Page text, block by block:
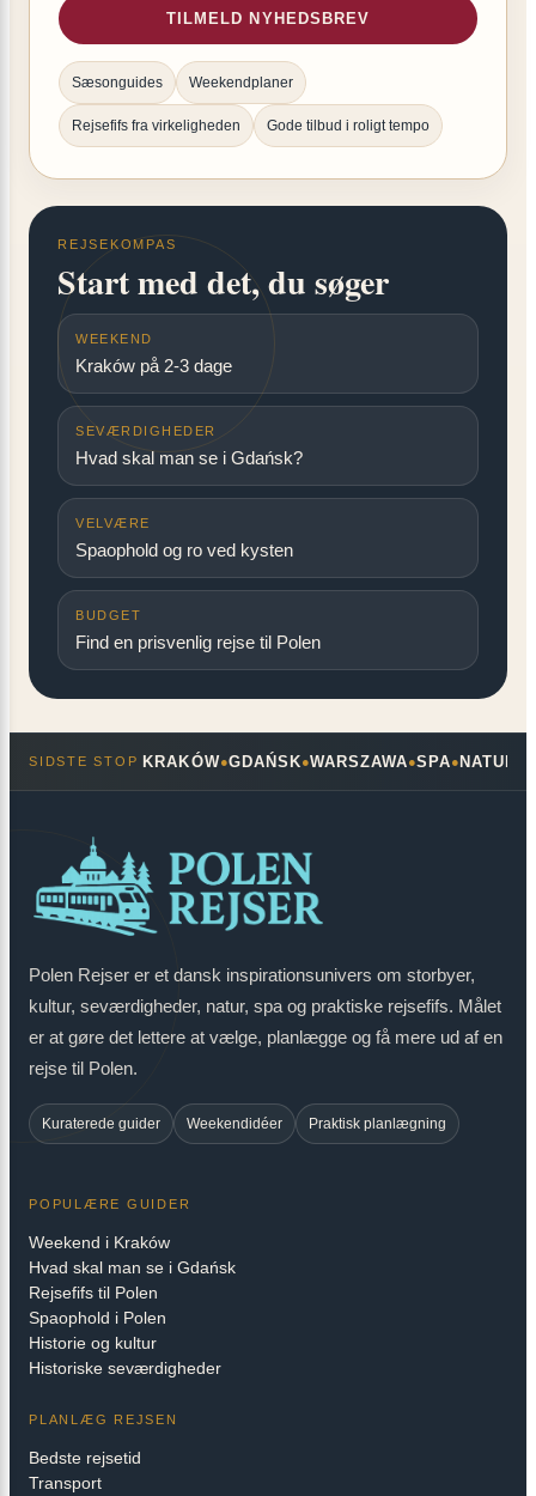
TILMELD NYHEDSBREV
Sæsonguides Weekendplaner
Rejsefifs fra virkeligheden Gode tilbud i roligt tempo
REJSEKOMPAS
Start med det, du søger
WEEKEND
Kraków på 2-3 dage
SEVÆRDIGHEDER
Hvad skal man se i Gdańsk?
VELVÆRE
Spaophold og ro ved kysten
BUDGET
Find en prisvenlig rejse til Polen
SIDSTE STOP KRAKÓW●GDAŃSK●WARSZAWA●SPA●NATUR
Polen Rejser er et dansk inspirationsunivers om storbyer,
kultur, seværdigheder, natur, spa og praktiske rejsefifs. Målet
er at gøre det lettere at vælge, planlægge og få mere ud af en
rejse til Polen.
Kuraterede guider Weekendidéer Praktisk planlægning
POPULÆRE GUIDER
Weekend i Kraków
Hvad skal man se i Gdańsk
Rejsefifs til Polen
Spaophold i Polen
Historie og kultur
Historiske seværdigheder
PLANLÆG REJSEN
Bedste rejsetid
Transport